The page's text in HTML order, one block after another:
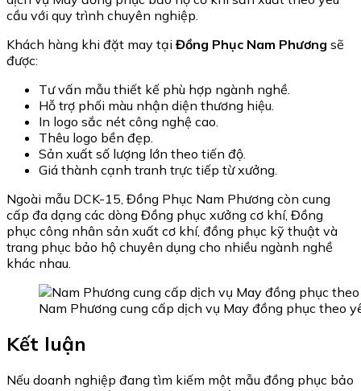
cầu với quy trình chuyên nghiệp.
Khách hàng khi đặt may tạiĐồng Phục Nam Phương sẽ
được:
Tư vấn mẫu thiết kế phù hợp ngành nghề.
Hỗ trợ phối màu nhận diện thương hiệu.
In logo sắc nét công nghệ cao.
Thêu logo bền đẹp.
Sản xuất số lượng lớn theo tiến độ.
Giá thành cạnh tranh trực tiếp từ xưởng.
Ngoài mẫu DCK-15, Đồng Phục Nam Phương còn cung
cấp đa dạng các dòng Đồng phục xưởng cơ khí, Đồng
phục công nhân sản xuất cơ khí, đồng phục kỹ thuật và
trang phục bảo hộ chuyên dụng cho nhiều ngành nghề
khác nhau.
Nam Phương cung cấp dịch vụ May đồng phục theo
Kết luận
Nếu doanh nghiệp đang tìm kiếm một mẫu đồng phục bảo